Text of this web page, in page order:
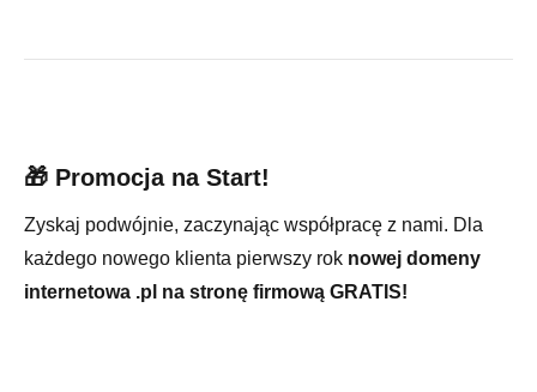
🎁 Promocja na Start!
Zyskaj podwójnie, zaczynając współpracę z nami. Dla
każdego nowego klienta pierwszy rok nowej domeny
internetowa .pl na stronę firmową GRATIS!